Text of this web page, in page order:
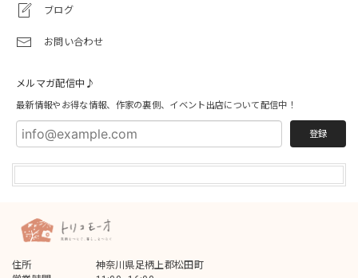
ブログ
お問い合わせ
メルマガ配信中♪
最新情報やお得な情報、作家の裏側、イベント出店について配信中！
登録
住所
神奈川県足柄上郡松田町